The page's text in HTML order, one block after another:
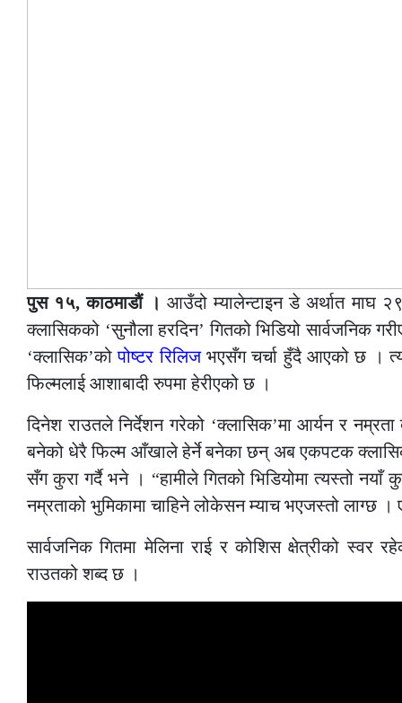
पुस १५, काठमाडौं । आउँदो म्यालेन्टाइन डे अर्थात माघ
क्लासिकको ‘सुनौला हरदिन’ गितको भिडियो सार्वजनिक
‘क्लासिक’कोपोष्टर रिलिजभएसँग चर्चा हुँदै आएको छ ।
फिल्मलाई आशाबादी रुपमा हेरीएको छ ।
दिनेश राउतले निर्देशन गरेको ‘क्लासिक’मा आर्यन र
बनेको धेरै फिल्म आँखाले हेर्ने बनेका छन् अब एकपटक
सँग कुरा गर्दै भने । “हामीले गितको भिडियोमा त्यस्तो
नम्रताको भुमिकामा चाहिने लोकेसन म्याच भएजस्तो लाग्छ
सार्वजनिक गितमा मेलिना राई र कोशिस क्षेत्रीको स्वर
राउतको शब्द छ ।